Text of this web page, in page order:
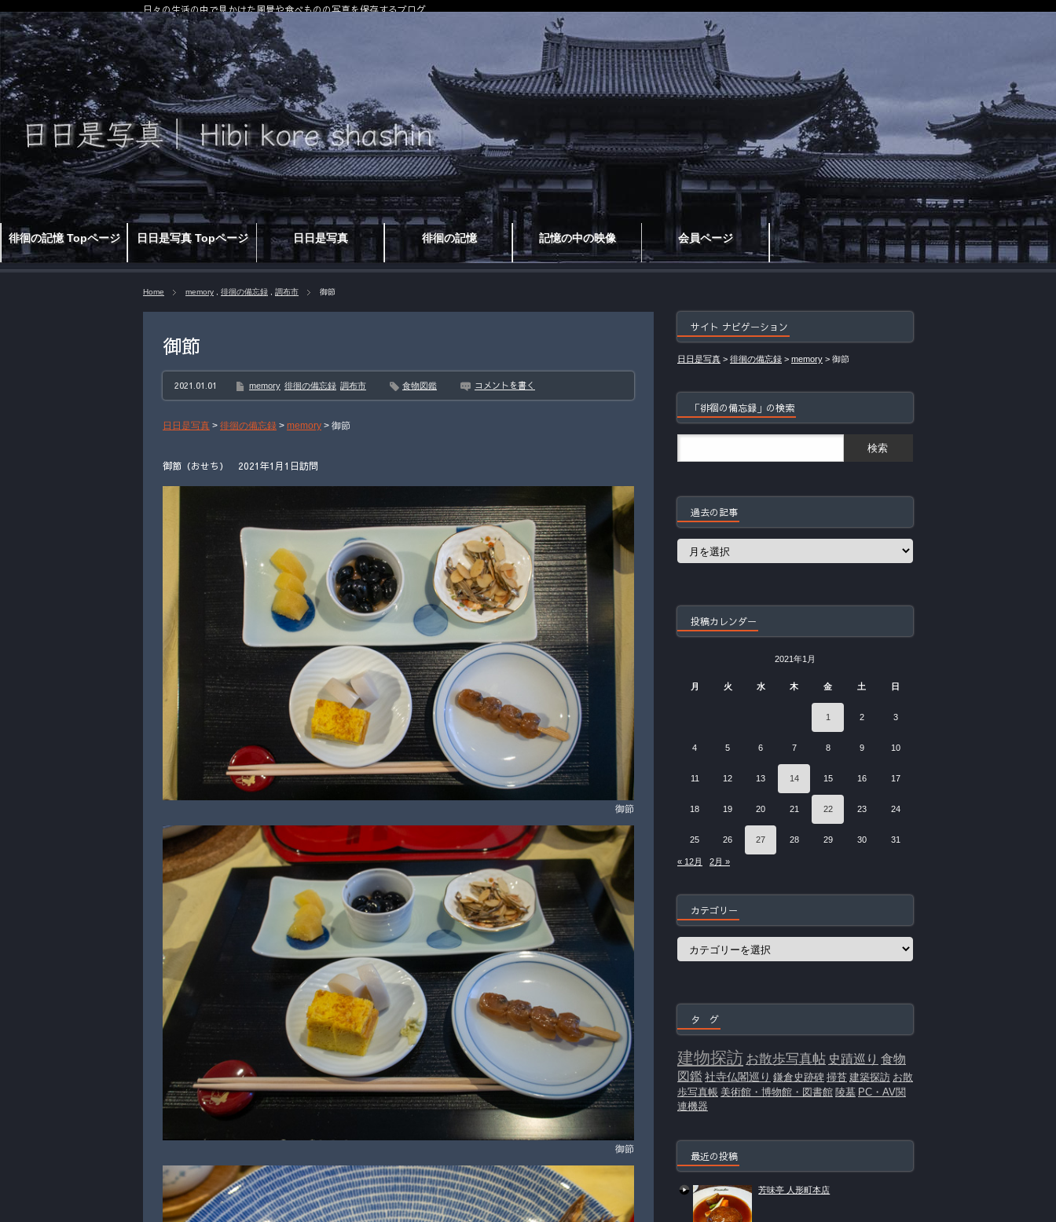
徘徊の記憶 Topページ 日日是写真 Topページ 日日是写真 徘徊の記憶 記憶の中の映像 会員ページ
日々の生活の中で見かけた風景や食べものの写真を保存するブログ
Home memory 徘徊の備忘録 調布市 御節
御節
2021.01.01 memory 徘徊の備忘録 調布市 食物図鑑 コメントを書く
日日是写真 > 徘徊の備忘録 > memory > 御節
御節（おせち） 2021年1月1日訪問
御節
御節
サイト ナビゲーション
日日是写真 > 徘徊の備忘録 > memory > 御節
「徘徊の備忘録」の検索
過去の記事
過
投稿カレンダー
2021年1月
月 火 水 木 金 土 日
1 2 3
4 5 6 7 8 9 10
11 12 13 14 15 16 17
18 19 20 21 22 23 24
25 26 27 28 29 30 31
« 12月 2月 »
カテゴリー
カ
タ グ
建物探訪 お散歩写真帖 史蹟巡り 食物
図鑑社寺仏閣巡り 鎌倉史跡碑 掃苔 建築探訪 お散
歩写真帳 美術館・博物館・図書館 陵墓 PC・AV関
連機器
最近の投稿
芳味亭 人形町本店